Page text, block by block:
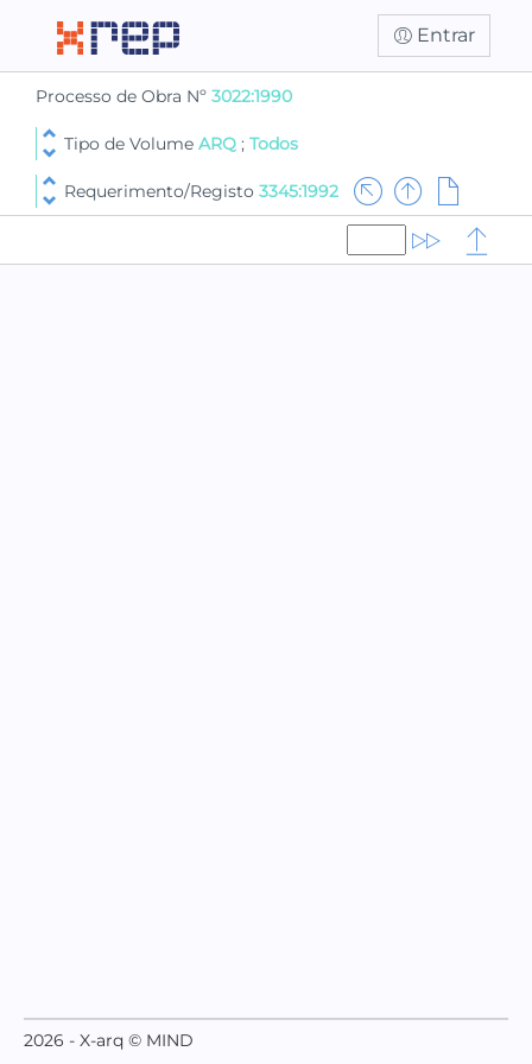
Entrar
Processo de Obra Nº 3022:1990
Tipo de Volume ARQ ; Todos
Requerimento/Registo 3345:1992
2026 - X-arq © MIND